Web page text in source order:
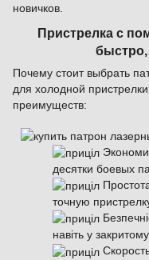
новичков.
Пристрелка с
быстро,
Почему стоит выбрать
для холодной
преимуществ:
десятки боевых
точную
навіть у